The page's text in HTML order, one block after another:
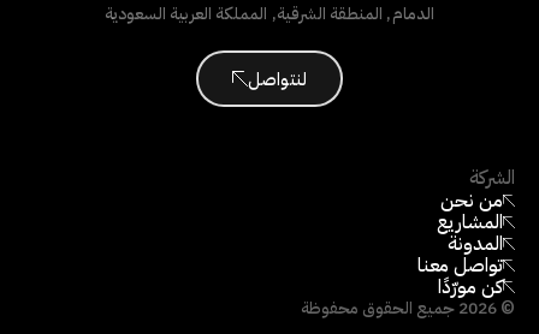
الشركة
من نحن
المشاريع
المدونة
تواصل معنا
كن مورّدًا
©
2026جميع الحقوق محفوظة
الدمام, المنطقة الشرقية, المملكة العربية السعودية
لنتواصل